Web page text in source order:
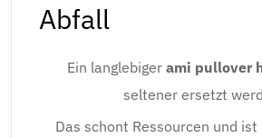
Abfall
Ein langlebiger ami pullover
seltener ersetzt
Das schont Ressourcen und